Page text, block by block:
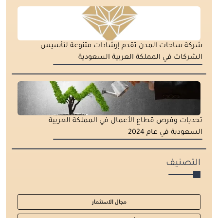
شركة ساحات المدن تقدم إرشادات متنوعة لتأسيس
الشركات في المملكة العربية السعودية
تحديات وفرص قطاع الأعمال في المملكة العربية
السعودية في عام 2024
التصنيف
مجال الاستثمار